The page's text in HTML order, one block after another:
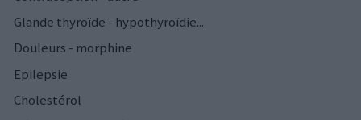
Glande thyroïde - hypothyroïdie...
Douleurs - morphine
Epilepsie
Cholestérol